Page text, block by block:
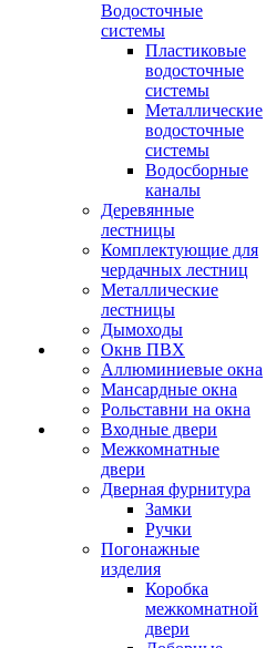
Водосточные
системы
Пластиковые
водосточные
системы
Металлические
водосточные
системы
Водосборные
каналы
Деревянные
лестницы
Комплектующие для
чердачных лестниц
Металлические
лестницы
Дымоходы
Окнв ПВХ
Аллюминиевые окна
Мансардные окна
Рольставни на окна
Входные двери
Межкомнатные
двери
Дверная фурнитура
Замки
Ручки
Погонажные
изделия
Коробка
межкомнатной
двери